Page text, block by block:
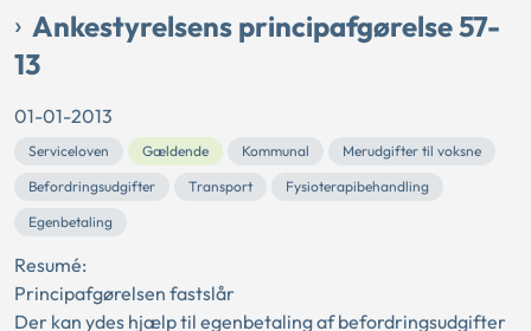
Ankestyrelsens principafgørelse 57-
13
01-01-2013
Serviceloven Gældende Kommunal
Merudgifter til voksne
Befordringsudgifter
Transport
Fysioterapibehandling
Egenbetaling
Resumé:
Principafgørelsen fastslår
Der kan ydes hjælp til egenbetaling af befordringsudgifter